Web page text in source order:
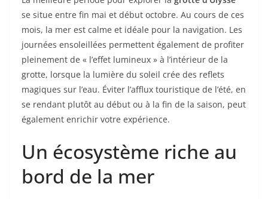
se situe entre fin mai et début octobre. Au cours de ces
mois, la mer est calme et idéale pour la navigation. Les
journées ensoleillées permettent également de profiter
pleinement de « l’effet lumineux » à l’intérieur de la
grotte, lorsque la lumière du soleil crée des reflets
magiques sur l’eau. Éviter l’afflux touristique de l’été, en
se rendant plutôt au début ou à la fin de la saison, peut
également enrichir votre expérience.
Un écosystème riche au
bord de la mer